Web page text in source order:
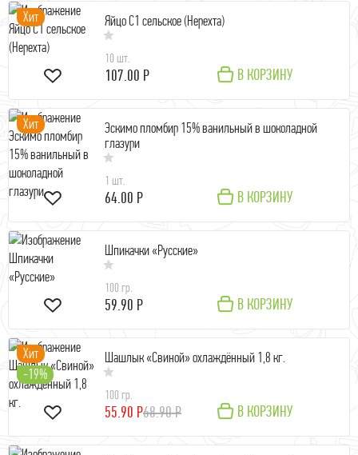
Хит Яйцо С1 сельское (Нерехта)
10 шт.
107.00 Р В КОРЗИНУ
Хит
Эскимо пломбир 15% ванильный в шоколадной
глазури
1 шт.
64.00 Р В КОРЗИНУ
Шпикачки «Русские»
100 гр.
59.90 Р В КОРЗИНУ
Хит
-19%
Шашлык «Свиной» охлаждённый 1,8 кг.
100 гр.
55.90 Р68.90 Р В КОРЗИНУ